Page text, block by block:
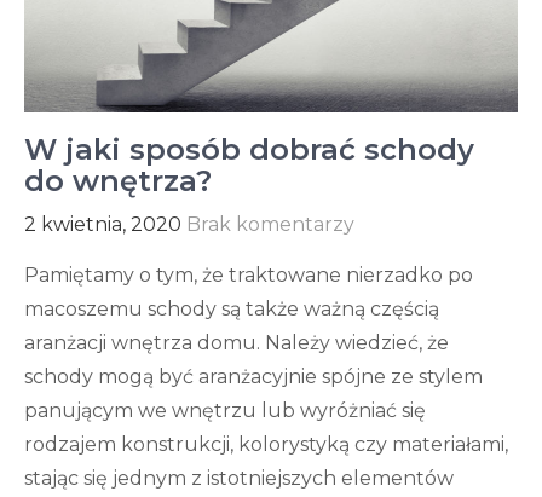
W jaki sposób dobrać schody
do wnętrza?
2 kwietnia, 2020 Brak komentarzy
Pamiętamy o tym, że traktowane nierzadko po
macoszemu schody są także ważną częścią
aranżacji wnętrza domu. Należy wiedzieć, że
schody mogą być aranżacyjnie spójne ze stylem
panującym we wnętrzu lub wyróżniać się
rodzajem konstrukcji, kolorystyką czy materiałami,
stając się jednym z istotniejszych elementów